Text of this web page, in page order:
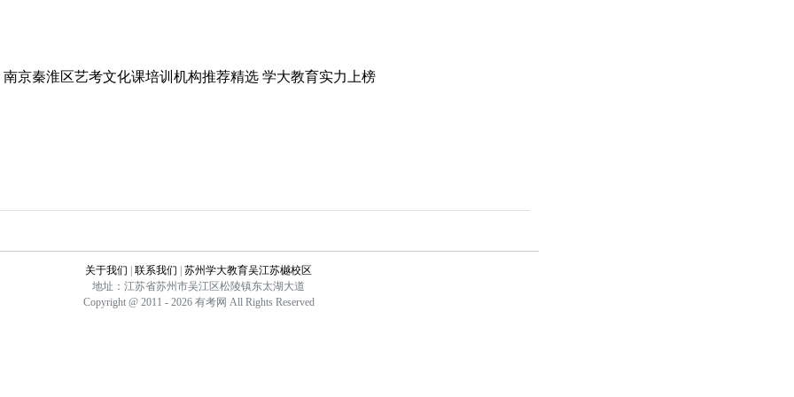
南京秦淮区艺考文化课培训机构推荐精选 学大教育实力上榜
关于我们 | 联系我们 | 苏州学大教育吴江苏樾校区
地址：江苏省苏州市吴江区松陵镇东太湖大道
Copyright @ 2011 - 2026 有考网 All Rights Reserved